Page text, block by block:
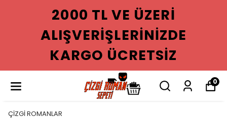
2000 TL VE ÜZERI
ALIŞVERIŞLERINIZDE
KARGO ÜCRETSIZ
0
ÇİZGİ ROMANLAR